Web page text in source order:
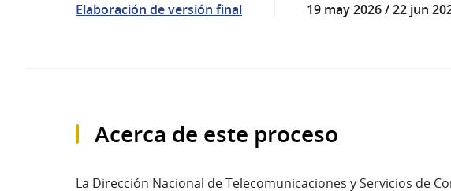
Elaboración de versión final 19 may 2026 / 22 jun
Acerca de este proceso
La Dirección Nacional de Telecomunicaciones y Servicios de